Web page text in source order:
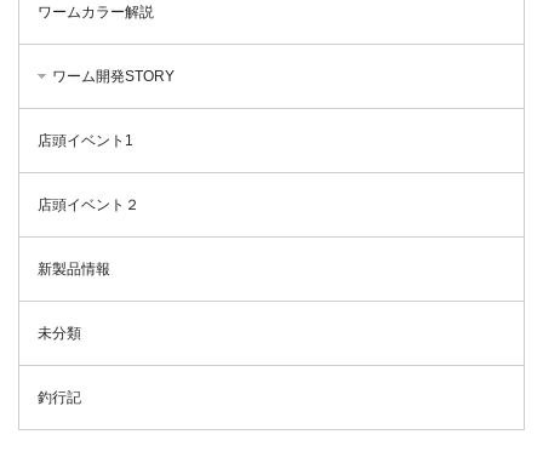
ワームカラー解説
ワーム開発STORY
店頭イベント1
店頭イベント２
新製品情報
未分類
釣行記